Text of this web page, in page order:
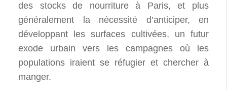
des stocks de nourriture à Paris, et plus
généralement la nécessité d’anticiper, en
développant les surfaces cultivées, un futur
exode urbain vers les campagnes où les
populations iraient se réfugier et chercher à
manger.